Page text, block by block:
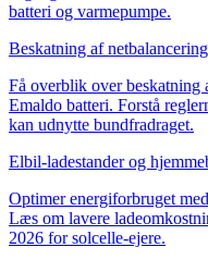
batteri og varmepumpe.
Beskatning af
Få overblik over beskatning
Emaldo batteri. Forstå
kan udnytte bundfradraget.
Elbil-ladestander og
Optimer energiforbruget
Læs om lavere
2026 for solcelle-ejere.